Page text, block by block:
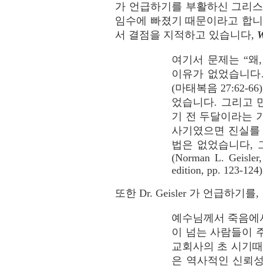
가 언급하기를 부활하신 그리
임수에 빠졌기 때문이라고 합
서 결점을 지적하고 있습니다,
여기서 문제는 “
이유가 없었습니
(마태복음 27:62-
었습니다. 그리고
기 전 두달이라는
사기였으면 진실
법은 없었습니다,
(Norman L.
edition, pp. 123-
또한 Dr. Geisler 가 언급하기를,
예수님께서 죽음
이 넘는 사람들이
교회사의 초 시기
은 역사적인 신뢰